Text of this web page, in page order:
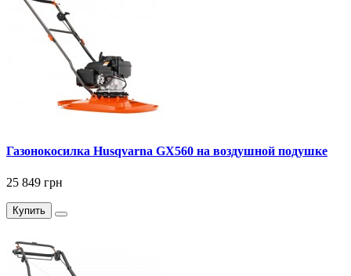
Газонокосилка Husqvarna GX560 на воздушной подушке
25 849 грн
Купить